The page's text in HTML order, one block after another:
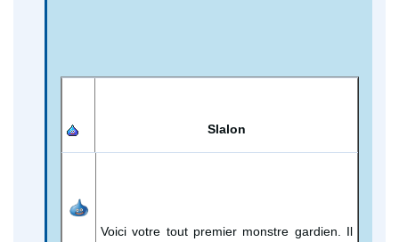
Slalon
Voici votre tout premier monstre gardien. Il